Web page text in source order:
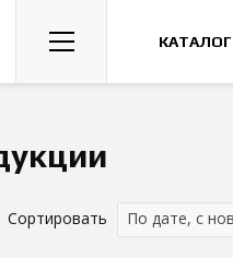
Казуальные
Сортировать По дате, с